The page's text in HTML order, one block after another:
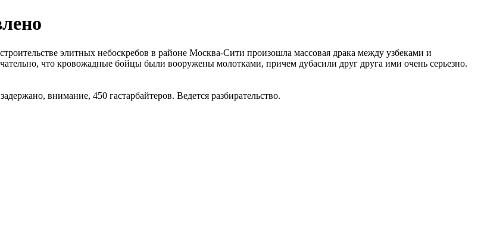
элитных небоскребов в районе Москва-Сити произошла массовая драка между узбеками и
что кровожадные бойцы были вооружены молотками, причем дубасили друг друга ими очень серьезно.
внимание, 450 гастарбайтеров. Ведется разбирательство.